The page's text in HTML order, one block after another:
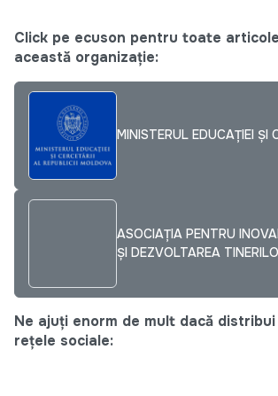
Click pe ecuson pentru toate
această organizație:
MINISTERUL EDUCAȚIEI ȘI
ASOCIAȚIA PENTRU
ȘI DEZVOLTAREA
Ne ajuți enorm de mult dacă
rețele sociale: